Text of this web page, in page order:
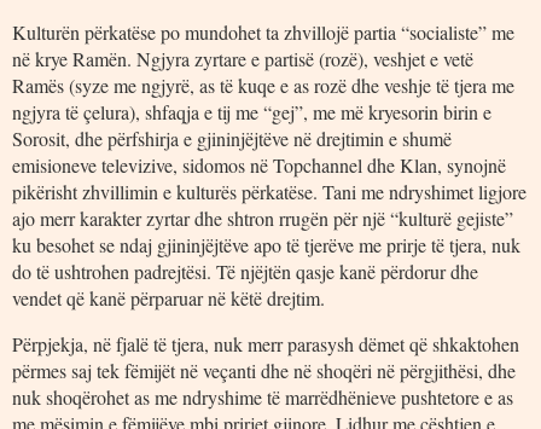
Kulturën përkatëse po mundohet ta zhvillojë partia “socialiste” me
në krye Ramën. Ngjyra zyrtare e partisë (rozë), veshjet e vetë
Ramës (syze me ngjyrë, as të kuqe e as rozë dhe veshje të tjera me
ngjyra të çelura), shfaqja e tij me “gej”, me më kryesorin birin e
Sorosit, dhe përfshirja e gjininjëjtëve në drejtimin e shumë
emisioneve televizive, sidomos në Topchannel dhe Klan, synojnë
pikërisht zhvillimin e kulturës përkatëse. Tani me ndryshimet ligjore
ajo merr karakter zyrtar dhe shtron rrugën për një “kulturë gejiste”
ku besohet se ndaj gjininjëjtëve apo të tjerëve me prirje të tjera, nuk
do të ushtrohen padrejtësi. Të njëjtën qasje kanë përdorur dhe
vendet që kanë përparuar në këtë drejtim.
Përpjekja, në fjalë të tjera, nuk merr parasysh dëmet që shkaktohen
përmes saj tek fëmijët në veçanti dhe në shoqëri në përgjithësi, dhe
nuk shoqërohet as me ndryshime të marrëdhënieve pushtetore e as
me mësimin e fëmijëve mbi prirjet gjinore. Lidhur me çështjen e